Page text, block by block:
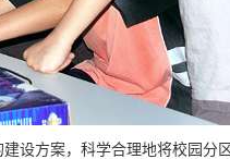
设方案，科学合理地将校园分